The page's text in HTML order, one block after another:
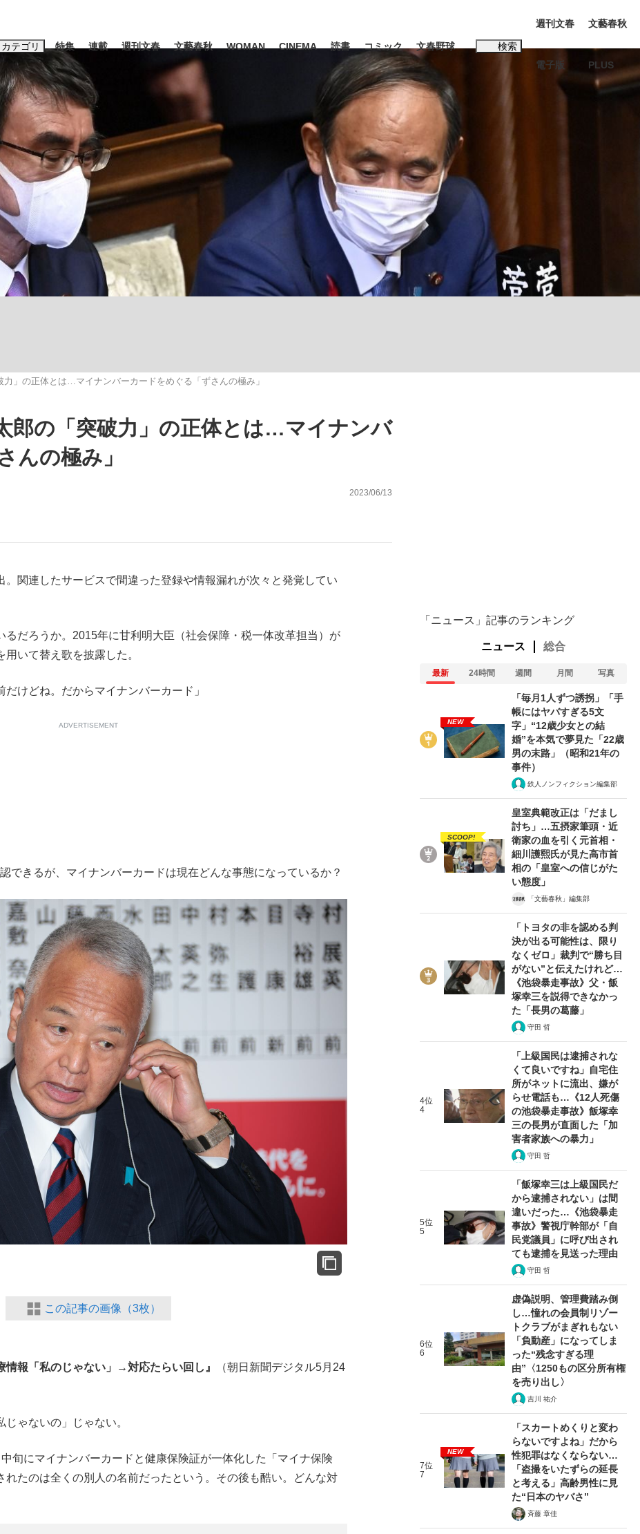
カテゴリ
ース エンタメ インタビュー 読書
」は消費税不正還付の道... 皇室典範改正は「だまし討ち」…五摂家筆頭・近衛家の血を引く元首相・...
条の大罪』弁護士が明かすトク... 「キオクシアの投資の桁は一つ多くてもいい」時価総額が一時トヨタ超え...
86）が鹿児島で3月に死去し...
もっと見る
特集
日本生まれのK-POPアイドルたち
もっと見る
連載 週刊文春 文藝春秋 WOMAN CINEMA 読書 コミック 文春野球 検索
キーワードタグ一覧
#藤田晋 #三山凌輝 #後藤真希 #森岡毅 #城彰二 #内田有紀
#松田聖子
#亀和田武
週刊文春
電子版
文藝春秋
PLUS
」の正体とは…マイナンバーカードをめぐる「ずさんの極み」
郎の「突破力」の正体とは…マイナンバ
んの極み」
2023/06/13
関連したサービスで間違った登録や情報漏れが次々と発覚してい
だろうか。2015年に甘利明大臣（社会保障・税一体改革担当）が
用いて替え歌を披露した。
だけどね。だからマイナンバーカード」
ADVERTISEMENT
できるが、マイナンバーカードは現在どんな事態になっているか？
この記事の画像（3枚）
報「私のじゃない」→対応たらい回し』
（朝日新聞デジタル5月24
ゃないの」じゃない。
旬にマイナンバーカードと健康保険証が一体化した「マイナ保険
れたのは全くの別人の名前だったという。その後も酷い。どんな対
「ニュース」記事のランキング
ニュース 総合
最新 24時間 週間 月間 写真
NEW
「毎月1人ずつ誘拐」「手
帳にはヤバすぎる5文
字」“12歳少女との結
婚”を本気で夢見た「22歳
男の末路」（昭和21年の
事件）
鉄人ノンフィクション編集部
SCOOP!
皇室典範改正は「だまし
討ち」…五摂家筆頭・近
衛家の血を引く元首相・
細川護熙氏が見た高市首
相の「皇室への信じがた
い態度」
「文藝春秋」編集部
「トヨタの非を認める判
決が出る可能性は、限り
なくゼロ」裁判で“勝ち目
がない”と伝えたけれど…
《池袋暴走事故》父・飯
塚幸三を説得できなかっ
た「長男の葛藤」
守田 哲
4位
4
「上級国民は逮捕されな
くて良いですね」自宅住
所がネットに流出、嫌が
らせ電話も…《12人死傷
の池袋暴走事故》飯塚幸
三の長男が直面した「加
害者家族への暴力」
守田 哲
5位
5
「飯塚幸三は上級国民だ
から逮捕されない」は間
違いだった…《池袋暴走
事故》警視庁幹部が「自
民党議員」に呼び出され
ても逮捕を見送った理由
守田 哲
6位
6
虚偽説明、管理費踏み倒
し…憧れの会員制リゾー
トクラブがまぎれもない
「負動産」になってしま
った“残念すぎる理
由”〈1250もの区分所有権
を売り出し〉
吉川 祐介
7位
7
NEW
「スカートめくりと変わ
らないですよね」だから
性犯罪はなくならない…
「盗撮をいたずらの延長
と考える」高齢男性に見
た“日本のヤバさ”
斉藤 章佳